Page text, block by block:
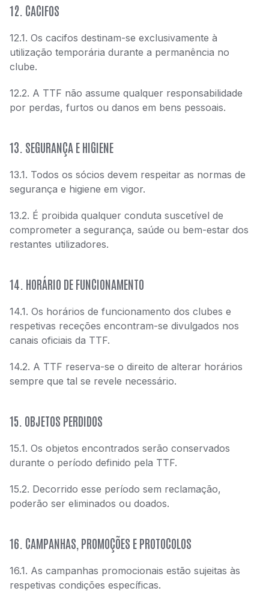
12. CACIFOS
12.1. Os cacifos destinam-se exclusivamente à
utilização temporária durante a permanência no
clube.
12.2. A TTF não assume qualquer responsabilidade
por perdas, furtos ou danos em bens pessoais.
13. SEGURANÇA E HIGIENE
13.1. Todos os sócios devem respeitar as normas de
segurança e higiene em vigor.
13.2. É proibida qualquer conduta suscetível de
comprometer a segurança, saúde ou bem-estar dos
restantes utilizadores.
14. HORÁRIO DE FUNCIONAMENTO
14.1. Os horários de funcionamento dos clubes e
respetivas receções encontram-se divulgados nos
canais oficiais da TTF.
14.2. A TTF reserva-se o direito de alterar horários
sempre que tal se revele necessário.
15. OBJETOS PERDIDOS
15.1. Os objetos encontrados serão conservados
durante o período definido pela TTF.
15.2. Decorrido esse período sem reclamação,
poderão ser eliminados ou doados.
16. CAMPANHAS, PROMOÇÕES E PROTOCOLOS
16.1. As campanhas promocionais estão sujeitas às
respetivas condições específicas.